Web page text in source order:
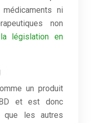
ni
non
la législation en
un produit
et est donc
que les autres